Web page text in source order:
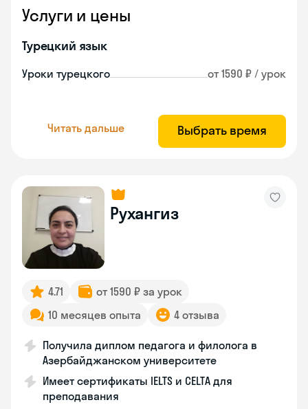
Услуги и цены
Турецкий язык
Уроки турецкого от 1590 ₽ / урок
Читать дальше Выбрать время
Рухангиз
4.71
от 1590 ₽ за урок
10 месяцев опыта
4 отзыва
Получила диплом педагога и филолога в
Азербайджанском университете
Имеет сертификаты IELTS и CELTA для
преподавания